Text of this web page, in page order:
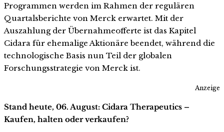
Programmen werden im Rahmen der regulären
Quartalsberichte von Merck erwartet. Mit der
Auszahlung der Übernahmeofferte ist das Kapitel
Cidara für ehemalige Aktionäre beendet, während die
technologische Basis nun Teil der globalen
Forschungsstrategie von Merck ist.
Anzeige
Stand heute, 06. August: Cidara Therapeutics –
Kaufen, halten oder verkaufen?